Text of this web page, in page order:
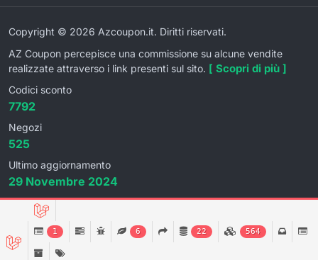
Copyright © 2026 Azcoupon.it. Diritti riservati.
AZ Coupon percepisce una commissione su alcune vendite
realizzate attraverso i link presenti sul sito. [ Scopri di più ]
Codici sconto
7792
Negozi
525
Ultimo aggiornamento
29 Novembre 2024
1 6 22 564